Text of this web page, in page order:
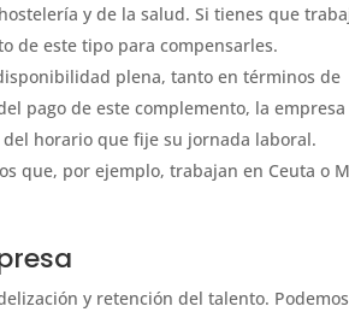
y de la salud. Si tienes que
de este tipo para compensarles.
plena, tanto en términos de
pago de este complemento, la empresa
horario que fije su jornada laboral.
que, por ejemplo, trabajan en Ceuta o
y retención del talento. Podemos